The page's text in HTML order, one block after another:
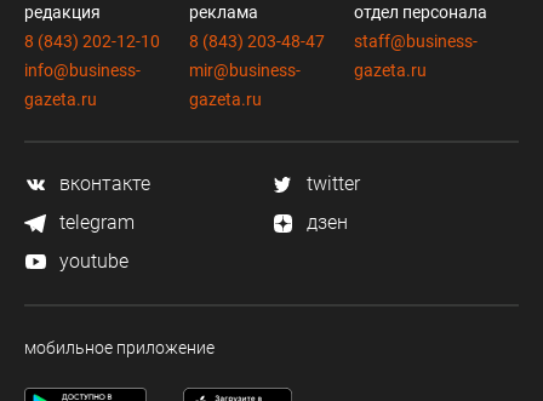
редакция
8 (843) 202-12-10
info@business-
gazeta.ru
реклама
8 (843) 203-48-47
mir@business-
gazeta.ru
отдел персонала
staff@business-
gazeta.ru
вконтакте
twitter
telegram
дзен
youtube
мобильное приложение